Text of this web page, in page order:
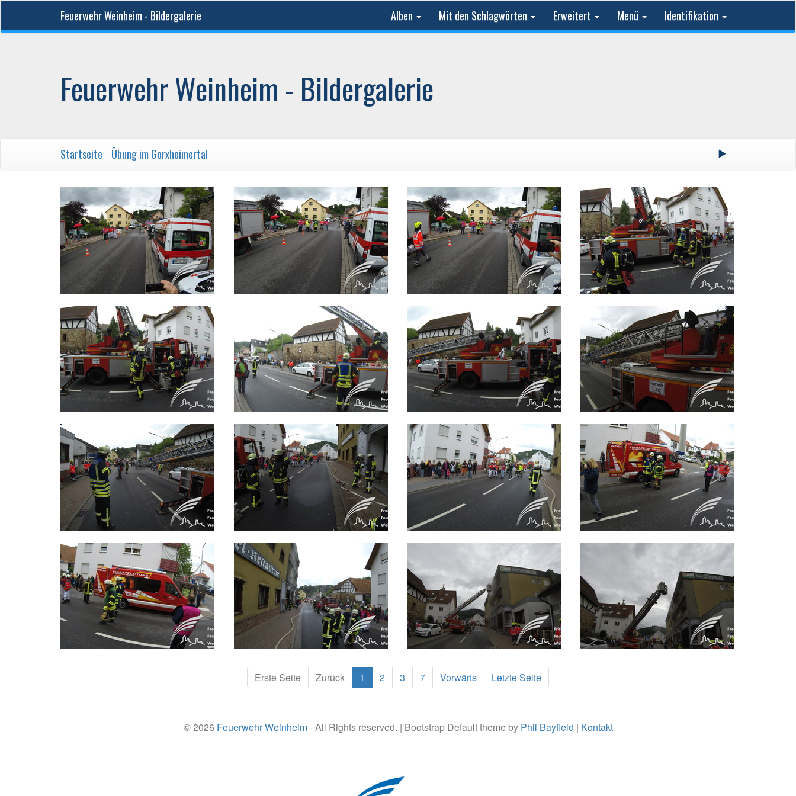
Feuerwehr Weinheim - Bildergalerie Alben Mit den Schlagwörten Erweitert Menü Identifikation
Feuerwehr Weinheim - Bildergalerie
Startseite Übung im Gorxheimertal
Erste Seite Zurück 1 2 3 7 Vorwärts Letzte Seite
© 2026 Feuerwehr Weinheim- All Rights reserved. | Bootstrap Default theme by Phil Bayfield | Kontakt